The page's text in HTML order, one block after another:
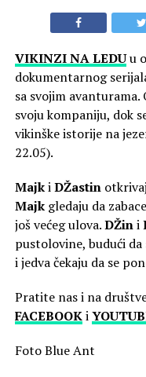
VIKINZI NA LEDUu
dokumentarnog
sa svojim
svoju kompaniju, dok
vikinške istorije na
22.05).
MajkiDŽastin
Majkgledaju da
još većeg ulova.DŽini
pustolovine, budući
i jedva čekaju da se
Pratite nas i na
FACEBOOKi
Foto Blue Ant